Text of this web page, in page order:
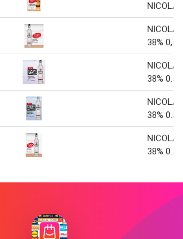
38% 0,5l
38% 0.5L
38% 0.5L
38% 0.5L